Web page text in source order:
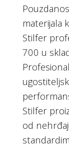
materijala
Stilfer
700 u
Stilfer
od